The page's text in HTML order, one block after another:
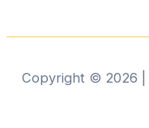
Copyright © 2026 |